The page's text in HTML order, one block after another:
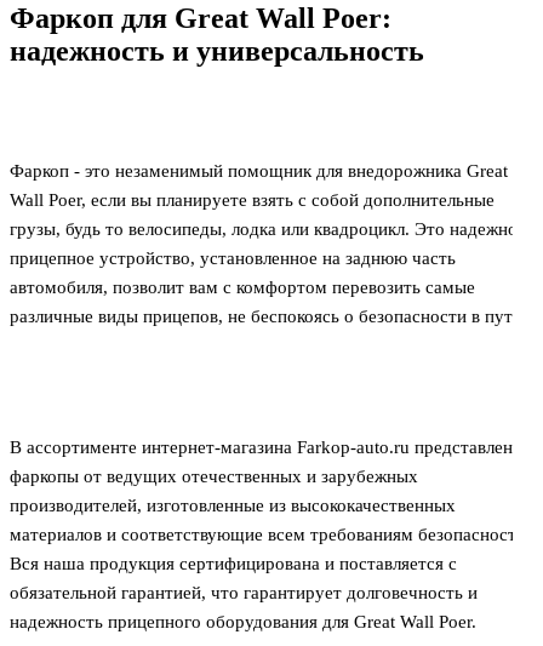
Фаркоп для Great Wall Poer:
надежность и универсальность
Фаркоп - это незаменимый помощник для внедорожника Great
Wall Poer, если вы планируете взять с собой дополнительные
грузы, будь то велосипеды, лодка или квадроцикл. Это надежное
прицепное устройство, установленное на заднюю часть
автомобиля, позволит вам с комфортом перевозить самые
различные виды прицепов, не беспокоясь о безопасности в пути.
В ассортименте интернет-магазина Farkop-auto.ru представлены
фаркопы от ведущих отечественных и зарубежных
производителей, изготовленные из высококачественных
материалов и соответствующие всем требованиям безопасности.
Вся наша продукция сертифицирована и поставляется с
обязательной гарантией, что гарантирует долговечность и
надежность прицепного оборудования для Great Wall Poer.